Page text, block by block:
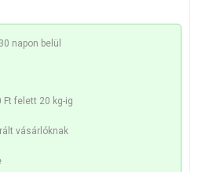
30 napon belül
Ft felett 20 kg-ig
vásárlóknak